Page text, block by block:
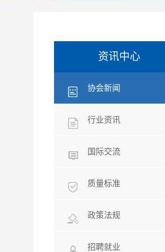
资讯中心
协会新闻
行业资讯
国际交流
质量标准
政策法规
招聘就业